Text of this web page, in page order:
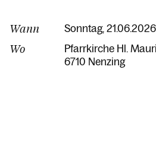
Kontakt
Wann Sonntag,
Wo Pfarrkirche Hl.
6710 Nenzing